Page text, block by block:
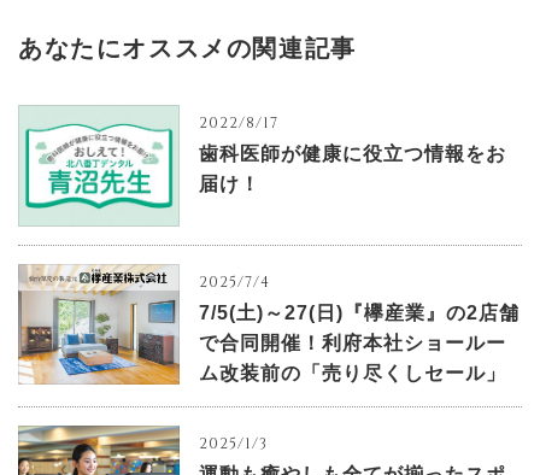
あなたにオススメの関連記事
2022/8/17
歯科医師が健康に役立つ情報をお
届け！
2025/7/4
7/5(土)～27(日)『欅産業』の2店舗
で合同開催！利府本社ショールー
ム改装前の「売り尽くしセール」
2025/1/3